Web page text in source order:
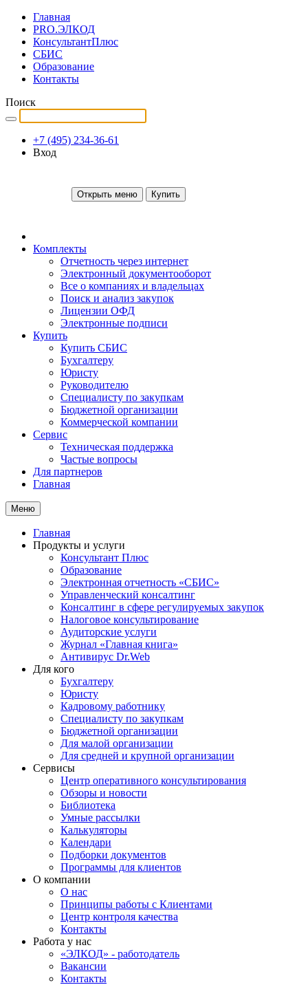
Главная
PRO.ЭЛКОД
КонсультантПлюс
СБИС
Образование
Контакты
Поиск
+7 (495) 234-36-61
Вход
Открыть меню Купить
Комплекты
Отчетность через интернет
Электронный документооборот
Все о компаниях и владельцах
Поиск и анализ закупок
Лицензии ОФД
Электронные подписи
Купить
Купить СБИС
Бухгалтеру
Юристу
Руководителю
Специалисту по закупкам
Бюджетной организации
Коммерческой компании
Сервис
Техническая поддержка
Частые вопросы
Для партнеров
Главная
Меню
Главная
Продукты и услуги
Консультант Плюс
Образование
Электронная отчетность «СБИС»
Управленческий консалтинг
Консалтинг в сфере регулируемых закупок
Налоговое консультирование
Аудиторские услуги
Журнал «Главная книга»
Антивирус Dr.Web
Для кого
Бухгалтеру
Юристу
Кадровому работнику
Специалисту по закупкам
Бюджетной организации
Для малой организации
Для средней и крупной организации
Сервисы
Центр оперативного консультирования
Обзоры и новости
Библиотека
Умные рассылки
Калькуляторы
Календари
Подборки документов
Программы для клиентов
О компании
О нас
Принципы работы с Клиентами
Центр контроля качества
Контакты
Работа у нас
«ЭЛКОД» - работодатель
Вакансии
Контакты